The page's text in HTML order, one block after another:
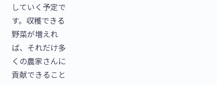
していく予定で
す。収穫できる
野菜が増えれ
ば、それだけ多
くの農家さんに
貢献できること